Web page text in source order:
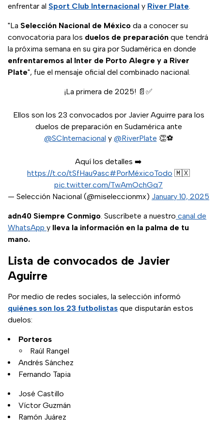
enfrentar al Sport Club Internacional y River Plate.
"La Selección Nacional de México da a conocer su
convocatoria para los duelos de preparación que tendrá
la próxima semana en su gira por Sudamérica en donde
enfrentaremos al Inter de Porto Alegre y a River
Plate", fue el mensaje oficial del combinado nacional.
¡La primera de 2025! 📄✅
Ellos son los 23 convocados por Javier Aguirre para los
duelos de preparación en Sudamérica ante
@SCInternacional y @RiverPlate 👏⚽
Aquí los detalles ➡️
https://t.co/tSfHau9asc#PorMéxicoTodo 🇲🇽
pic.twitter.com/TwAmOchGq7
— Selección Nacional (@miseleccionmx) January 10, 2025
adn40 Siempre Conmigo. Suscríbete a nuestro canal de
WhatsApp y lleva la información en la palma de tu
mano.
Lista de convocados de Javier
Aguirre
Por medio de redes sociales, la selección informó
quiénes son los 23 futbolistas que disputarán estos
duelos:
Porteros
Raúl Rangel
Andrés Sánchez
Fernando Tapia
José Castillo
Víctor Guzmán
Ramón Juárez